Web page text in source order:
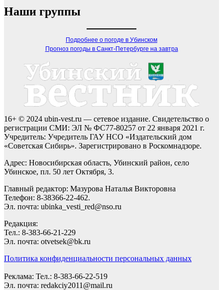
Наши группы
Подробнее о погоде в Убинском
Прогноз погоды в Санкт-Петербурге на завтра
16+ © 2024 ubin-vest.ru — сетевое издание. Свидетельство о
регистрации СМИ: ЭЛ № ФС77-80257 от 22 января 2021 г.
Учредитель: Учредитель ГАУ НСО «Издательский дом
«Советская Сибирь». Зарегистрировано в Роскомнадзоре.
Адрес: Новосибирская область, Убинский район, село
Убинское, пл. 50 лет Октября, 3.
Главный редактор: Мазурова Наталья Викторовна
Телефон: 8-38366-22-462.
Эл. почта: ubinka_vesti_red@nso.ru
Редакция:
Тел.: 8-383-66-21-229
Эл. почта: otvetsek@bk.ru
Политика конфиденциальности персональных данных
Реклама: Тел.: 8-383-66-22-519
Эл. почта: redakciy2011@mail.ru